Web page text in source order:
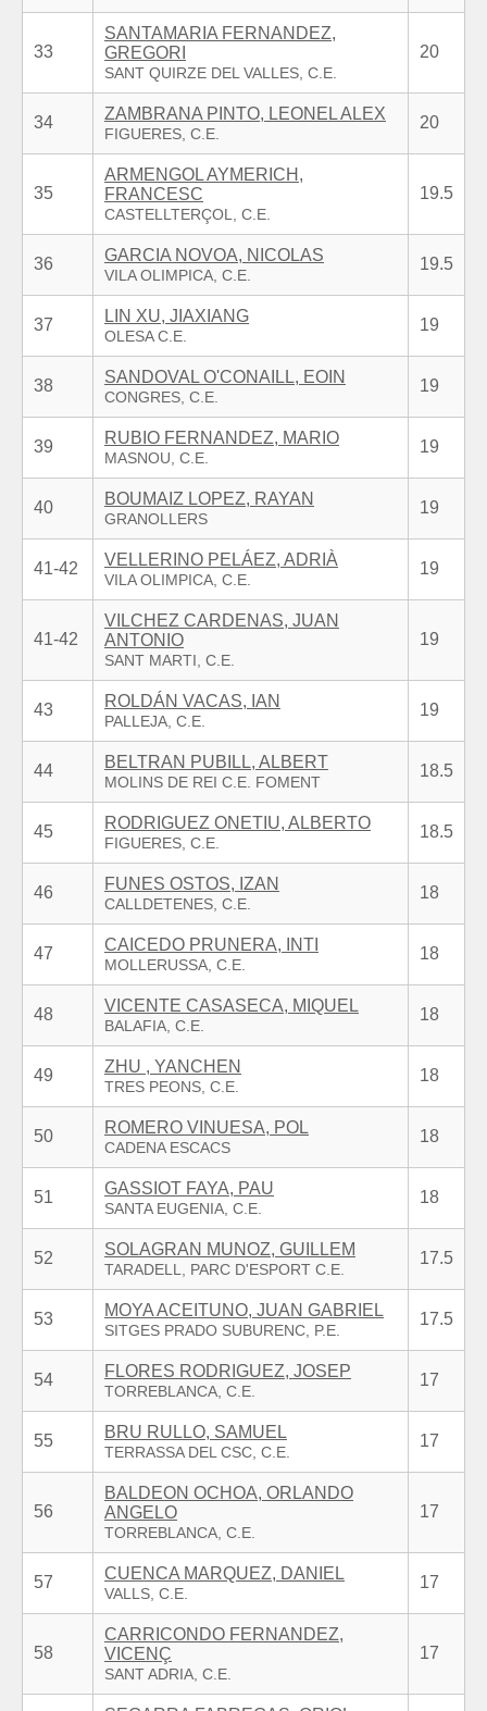
33
SANTAMARIA FERNANDEZ,
GREGORI
20
34 ZAMBRANA PINTO, LEONEL ALEX 20
35
ARMENGOL AYMERICH,
FRANCESC
19.5
36 GARCIA NOVOA, NICOLAS 19.5
37 LIN XU, JIAXIANG 19
38 SANDOVAL O'CONAILL, EOIN 19
39 RUBIO FERNANDEZ, MARIO 19
40 BOUMAIZ LOPEZ, RAYAN 19
41-42 VELLERINO PELÁEZ, ADRIÀ 19
41-42
VILCHEZ CARDENAS, JUAN
ANTONIO
19
43 ROLDÁN VACAS, IAN 19
44 BELTRAN PUBILL, ALBERT 18.5
45 RODRIGUEZ ONETIU, ALBERTO 18.5
46 FUNES OSTOS, IZAN 18
47 CAICEDO PRUNERA, INTI 18
48 VICENTE CASASECA, MIQUEL 18
49 ZHU , YANCHEN 18
50 ROMERO VINUESA, POL 18
51 GASSIOT FAYA, PAU 18
52 SOLAGRAN MUNOZ, GUILLEM 17.5
53 MOYA ACEITUNO, JUAN GABRIEL 17.5
54 FLORES RODRIGUEZ, JOSEP 17
55 BRU RULLO, SAMUEL 17
56
BALDEON OCHOA, ORLANDO
ANGELO
17
57 CUENCA MARQUEZ, DANIEL 17
58
CARRICONDO FERNANDEZ,
VICENÇ
17